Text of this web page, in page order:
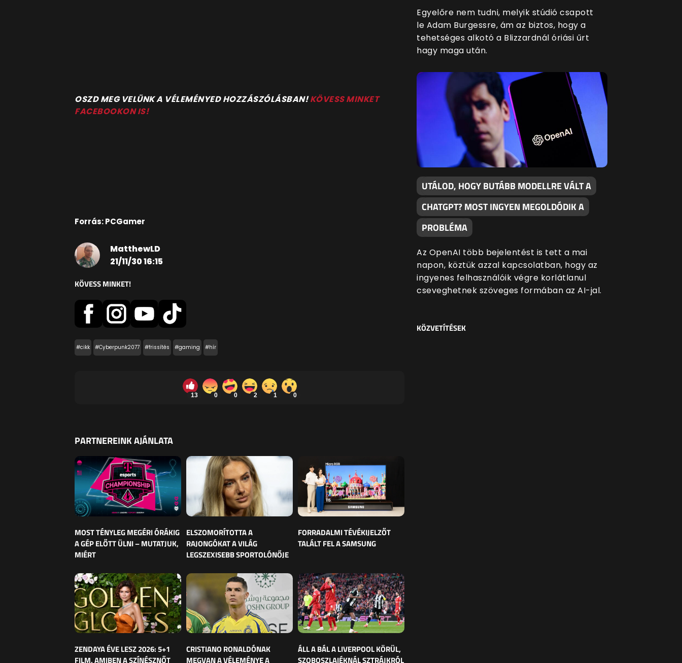
OSZD MEG VELÜNK A VÉLEMÉNYED HOZZÁSZÓLÁSBAN!KÖVESS MINKET
FACEBOOKON IS!
Forrás: PCGamer
MatthewLD
21/11/30 16:15
KÖVESS MINKET!
#cikk #Cyberpunk2077 #frissítés #gaming #hír
13 0 0 2 1 0
PARTNEREINK AJÁNLATA
MOST TÉNYLEG MEGÉRI ÓRÁKIG
A GÉP ELŐTT ÜLNI – MUTATJUK,
MIÉRT
ELSZOMORÍTOTTA A
RAJONGÓKAT A VILÁG
LEGSZEXISEBB SPORTOLÓNŐJE
FORRADALMI TÉVÉKIJELZŐT
TALÁLT FEL A SAMSUNG
ZENDAYA ÉVE LESZ 2026: 5+1
FILM, AMIBEN A SZÍNÉSZNŐT
CRISTIANO RONALDÓNAK
MEGVAN A VÉLEMÉNYE A
ÁLL A BÁL A LIVERPOOL KÖRÜL,
SZOBOSZLAIÉKNÁL SZTRÁJKRÓL
Egyelőre nem tudni, melyik stúdió csapott
le Adam Burgessre, ám az biztos, hogy a
tehetséges alkotó a Blizzardnál óriási űrt
hagy maga után.
UTÁLOD, HOGY BUTÁBB MODELLRE VÁLT A
CHATGPT? MOST INGYEN MEGOLDÓDIK A
PROBLÉMA
Az OpenAI több bejelentést is tett a mai
napon, köztük azzal kapcsolatban, hogy az
ingyenes felhasználóik végre korlátlanul
cseveghetnek szöveges formában az AI-jal.
KÖZVETÍTÉSEK